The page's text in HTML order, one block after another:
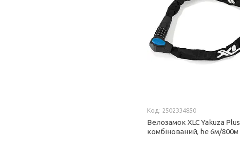
2502334850
Велозамок XLC Yakuza Plus
комбінований, he 6м/800м